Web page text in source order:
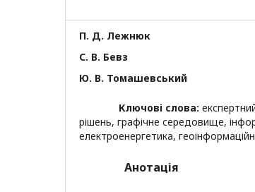
П. Д. Лежнюк
С. В. Бевз
Ю. В. Томашевський
Ключові слова:
рішень, графічне середовище,
електроенергетика,
Анотація